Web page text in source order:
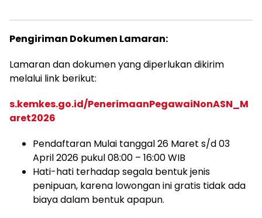
Pengiriman Dokumen Lamaran:
Lamaran dan dokumen yang diperlukan dikirim
melalui link berikut:
s.kemkes.go.id/PenerimaanPegawaiNonASN_M
aret2026
Pendaftaran Mulai tanggal 26 Maret s/d 03
April 2026 pukul 08:00 – 16:00 WIB
Hati-hati terhadap segala bentuk jenis
penipuan, karena lowongan ini gratis tidak ada
biaya dalam bentuk apapun.